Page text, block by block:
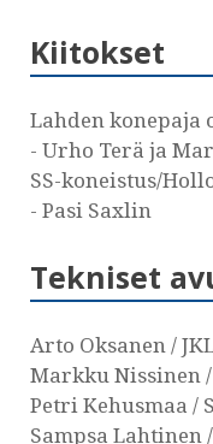
Kiitokset
Lahden konepaja
- Urho Terä ja
SS-koneistus/
- Pasi Saxlin
Tekniset
Arto Oksanen /
Markku Nissinen
Petri Kehusmaa /
Sampsa Lahtinen